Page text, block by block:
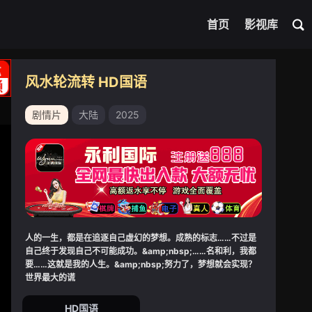
首页 影视库
风水轮流转 HD国语
剧情片 大陆 2025
人的一生，都是在追逐自己虚幻的梦想。成熟的标志……不过是
自己终于发现自己不可能成功。&amp;nbsp;……名和利，我都
要……这就是我的人生。&amp;nbsp;努力了，梦想就会实现？
世界最大的谎
HD国语